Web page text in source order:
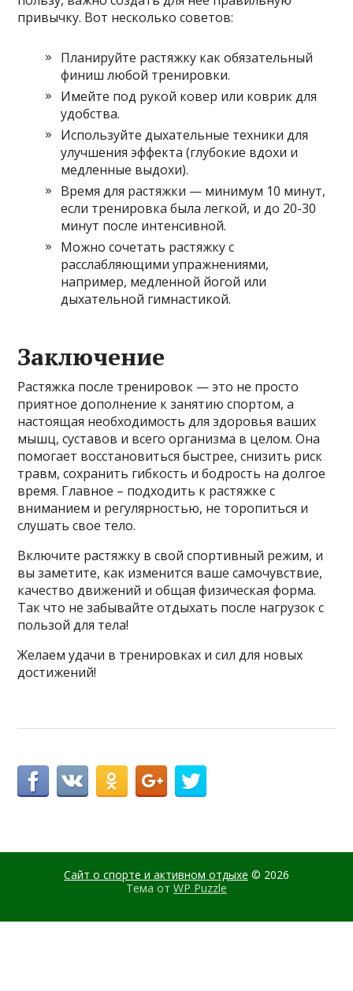
привычку. Вот несколько советов:
Планируйте растяжку как обязательный
финиш любой тренировки.
Имейте под рукой ковер или коврик для
удобства.
Используйте дыхательные техники для
улучшения эффекта (глубокие вдохи и
медленные выдохи).
Время для растяжки — минимум 10 минут,
если тренировка была легкой, и до 20-30
минут после интенсивной.
Можно сочетать растяжку с
расслабляющими упражнениями,
например, медленной йогой или
дыхательной гимнастикой.
Заключение
Растяжка после тренировок — это не просто
приятное дополнение к занятию спортом, а
настоящая необходимость для здоровья ваших
мышц, суставов и всего организма в целом. Она
помогает восстановиться быстрее, снизить риск
травм, сохранить гибкость и бодрость на долгое
время. Главное – подходить к растяжке с
вниманием и регулярностью, не торопиться и
слушать свое тело.
Включите растяжку в свой спортивный режим, и
вы заметите, как изменится ваше самочувствие,
качество движений и общая физическая форма.
Так что не забывайте отдыхать после нагрузок с
пользой для тела!
Желаем удачи в тренировках и сил для новых
достижений!
Сайт о спорте и активном отдыхе © 2026
Тема от WP Puzzle